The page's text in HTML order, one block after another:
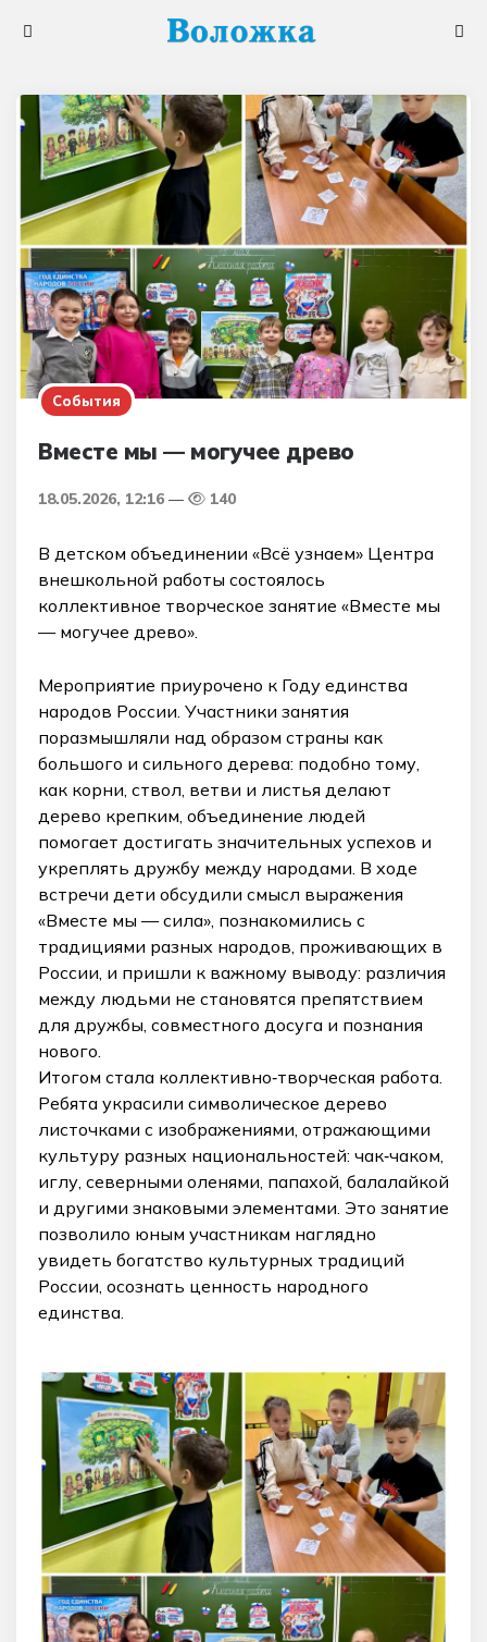
События
Вместе мы — могучее древо
18.05.2026, 12:16 140
В детском объединении «Всё узнаем» Центра
внешкольной работы состоялось
коллективное творческое занятие «Вместе мы
— могучее древо».
Мероприятие приурочено к Году единства
народов России. Участники занятия
поразмышляли над образом страны как
большого и сильного дерева: подобно тому,
как корни, ствол, ветви и листья делают
дерево крепким, объединение людей
помогает достигать значительных успехов и
укреплять дружбу между народами. В ходе
встречи дети обсудили смысл выражения
«Вместе мы — сила», познакомились с
традициями разных народов, проживающих в
России, и пришли к важному выводу: различия
между людьми не становятся препятствием
для дружбы, совместного досуга и познания
нового.
Итогом стала коллективно‑творческая работа.
Ребята украсили символическое дерево
листочками с изображениями, отражающими
культуру разных национальностей: чак‑чаком,
иглу, северными оленями, папахой, балалайкой
и другими знаковыми элементами. Это занятие
позволило юным участникам наглядно
увидеть богатство культурных традиций
России, осознать ценность народного
единства.